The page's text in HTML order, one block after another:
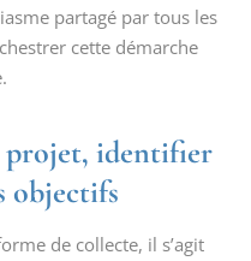
partagé par tous les
cette démarche
projet, identifier
objectifs
de collecte, il s’agit